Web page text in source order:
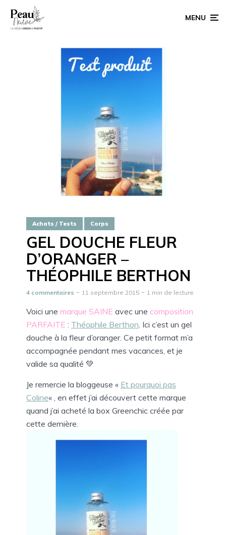
MENU
Achats / Tests Corps
GEL DOUCHE FLEUR
D’ORANGER –
THÉOPHILE BERTHON
4 commentaires 11 septembre 2015 1 min de lecture
Voici une marque SAINE avec une composition
PARFAITE : Théophile Berthon . Ici c’est un gel
douche à la fleur d’oranger. Ce petit format m’a
accompagnée pendant mes vacances, et je
valide sa qualité 💚
Je remercie la bloggeuse « Et pourquoi pas
Coline« , en effet j’ai découvert cette marque
quand j’ai acheté la box Greenchic créée par
cette dernière.